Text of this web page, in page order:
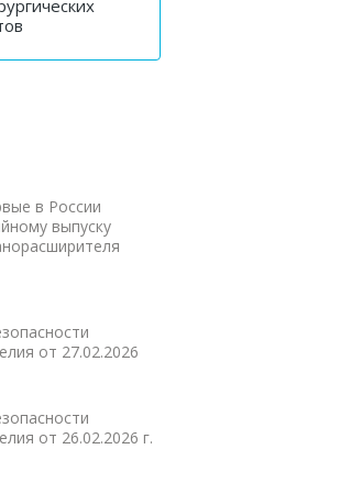
в России
выпуску
от 27.02.2026
от 26.02.2026 г.